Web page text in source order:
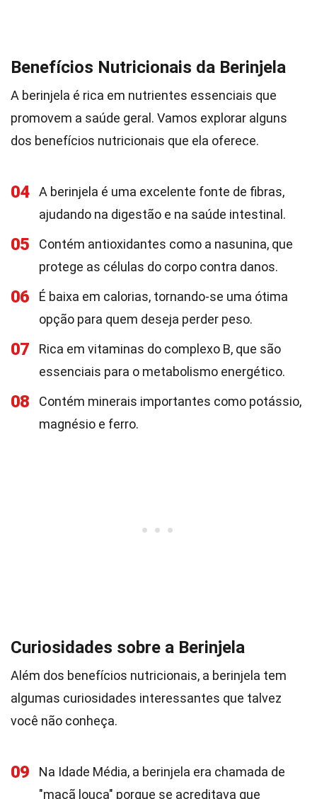
Benefícios Nutricionais da Berinjela
A berinjela é rica em nutrientes essenciais que
promovem a saúde geral. Vamos explorar alguns
dos benefícios nutricionais que ela oferece.
04
A berinjela é uma excelente fonte de fibras,
ajudando na digestão e na saúde intestinal.
05
Contém antioxidantes como a nasunina, que
protege as células do corpo contra danos.
06
É baixa em calorias, tornando-se uma ótima
opção para quem deseja perder peso.
07
Rica em vitaminas do complexo B, que são
essenciais para o metabolismo energético.
08
Contém minerais importantes como potássio,
magnésio e ferro.
Curiosidades sobre a Berinjela
Além dos benefícios nutricionais, a berinjela tem
algumas curiosidades interessantes que talvez
você não conheça.
09
Na Idade Média, a berinjela era chamada de
"maçã louca" porque se acreditava que